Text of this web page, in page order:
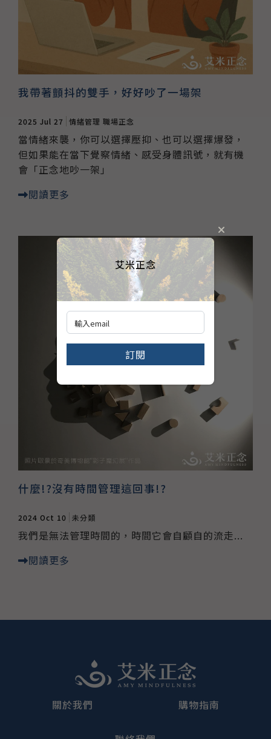
我帶著顫抖的雙手，好好吵了一場架
2025 Jul 27 情緒管理 職場正念
當情緒來襲，你可以選擇壓抑、也可以選擇爆發，
但如果能在當下覺察情緒、感受身體訊號，就有機
會「正念地吵一架」
閱讀更多
什麼!?沒有時間管理這回事!?
2024 Oct 10 未分類
我們是無法管理時間的，時間它會自顧自的流走...
閱讀更多
關於我們 購物指南
艾米正念
訂閱